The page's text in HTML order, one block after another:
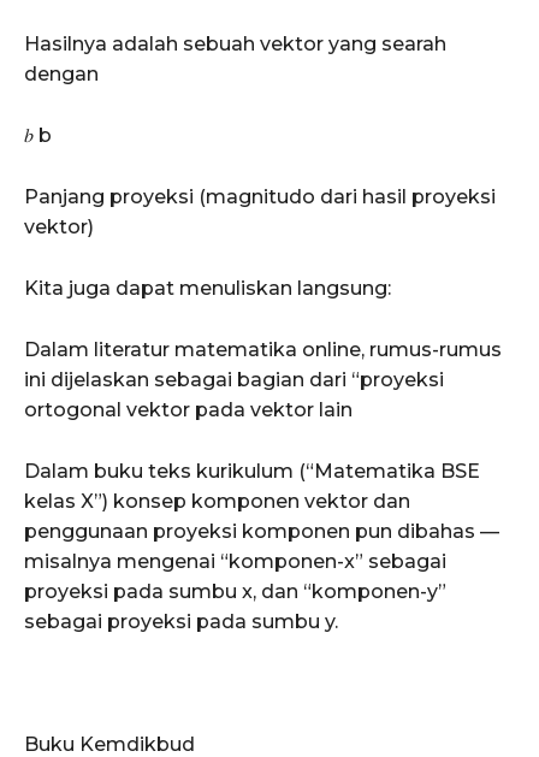
Hasilnya adalah sebuah vektor yang searah
dengan
𝑏 b
Panjang proyeksi (magnitudo dari hasil proyeksi
vektor)
Kita juga dapat menuliskan langsung:
Dalam literatur matematika online, rumus-rumus
ini dijelaskan sebagai bagian dari “proyeksi
ortogonal vektor pada vektor lain
Dalam buku teks kurikulum (“Matematika BSE
kelas X”) konsep komponen vektor dan
penggunaan proyeksi komponen pun dibahas —
misalnya mengenai “komponen-x” sebagai
proyeksi pada sumbu x, dan “komponen-y”
sebagai proyeksi pada sumbu y.
Buku Kemdikbud